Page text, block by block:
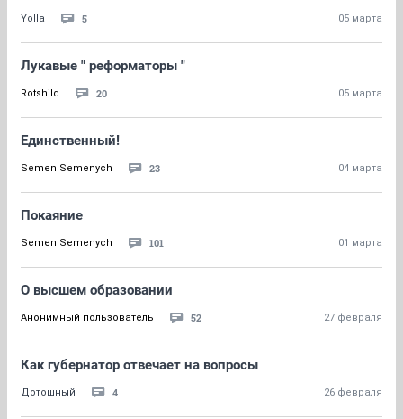
Yolla 5 05 марта
Лукавые " реформаторы "
Rotshild 20 05 марта
Единственный!
Semen Semenych 23 04 марта
Покаяние
Semen Semenych 101 01 марта
О высшем образовании
Анонимный пользователь 52 27 февраля
Как губернатор отвечает на вопросы
Дотошный 4 26 февраля